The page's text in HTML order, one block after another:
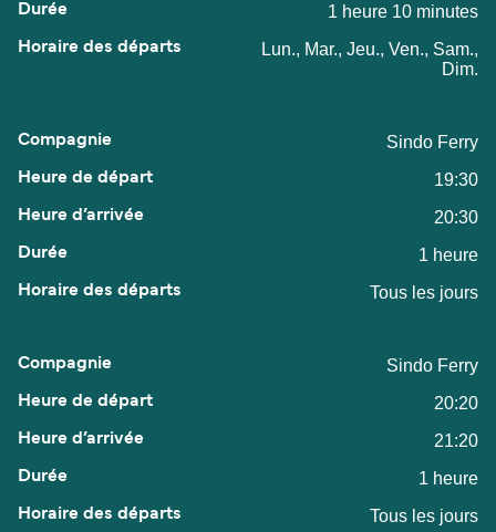
1 heure 10 minutes
Lun., Mar., Jeu., Ven., Sam.,
Dim.
Sindo Ferry
19:30
20:30
1 heure
Tous les jours
Sindo Ferry
20:20
21:20
1 heure
Tous les jours